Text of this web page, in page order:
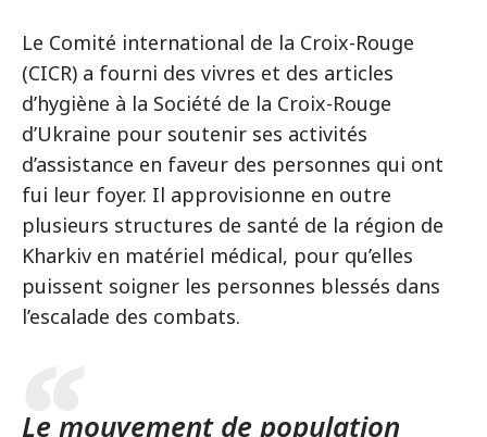
Le Comité international de la Croix-Rouge
(CICR) a fourni des vivres et des articles
d’hygiène à la Société de la Croix-Rouge
d’Ukraine pour soutenir ses activités
d’assistance en faveur des personnes qui ont
fui leur foyer. Il approvisionne en outre
plusieurs structures de santé de la région de
Kharkiv en matériel médical, pour qu’elles
puissent soigner les personnes blessés dans
l’escalade des combats.
Le mouvement de population